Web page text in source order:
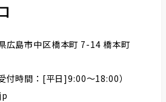
広島市中区橋本町 7-14 橋本町
時間：[平日]9:00～18:00）